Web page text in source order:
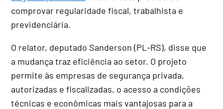
comprovar regularidade fiscal, trabalhista e
previdenciária.
O relator, deputado Sanderson (PL-RS), disse que
a mudança traz eficiência ao setor. O projeto
permite às empresas de segurança privada,
autorizadas e fiscalizadas, o acesso a condições
técnicas e econômicas mais vantajosas para a